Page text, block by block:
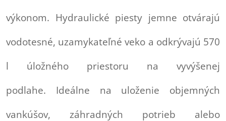
výkonom. Hydraulické piesty jemne otvárajú
vodotesné, uzamykateľné veko a odkrývajú 570
l úložného priestoru na vyvýšenej
podlahe. Ideálne na uloženie objemných
vankúšov, záhradných potrieb alebo